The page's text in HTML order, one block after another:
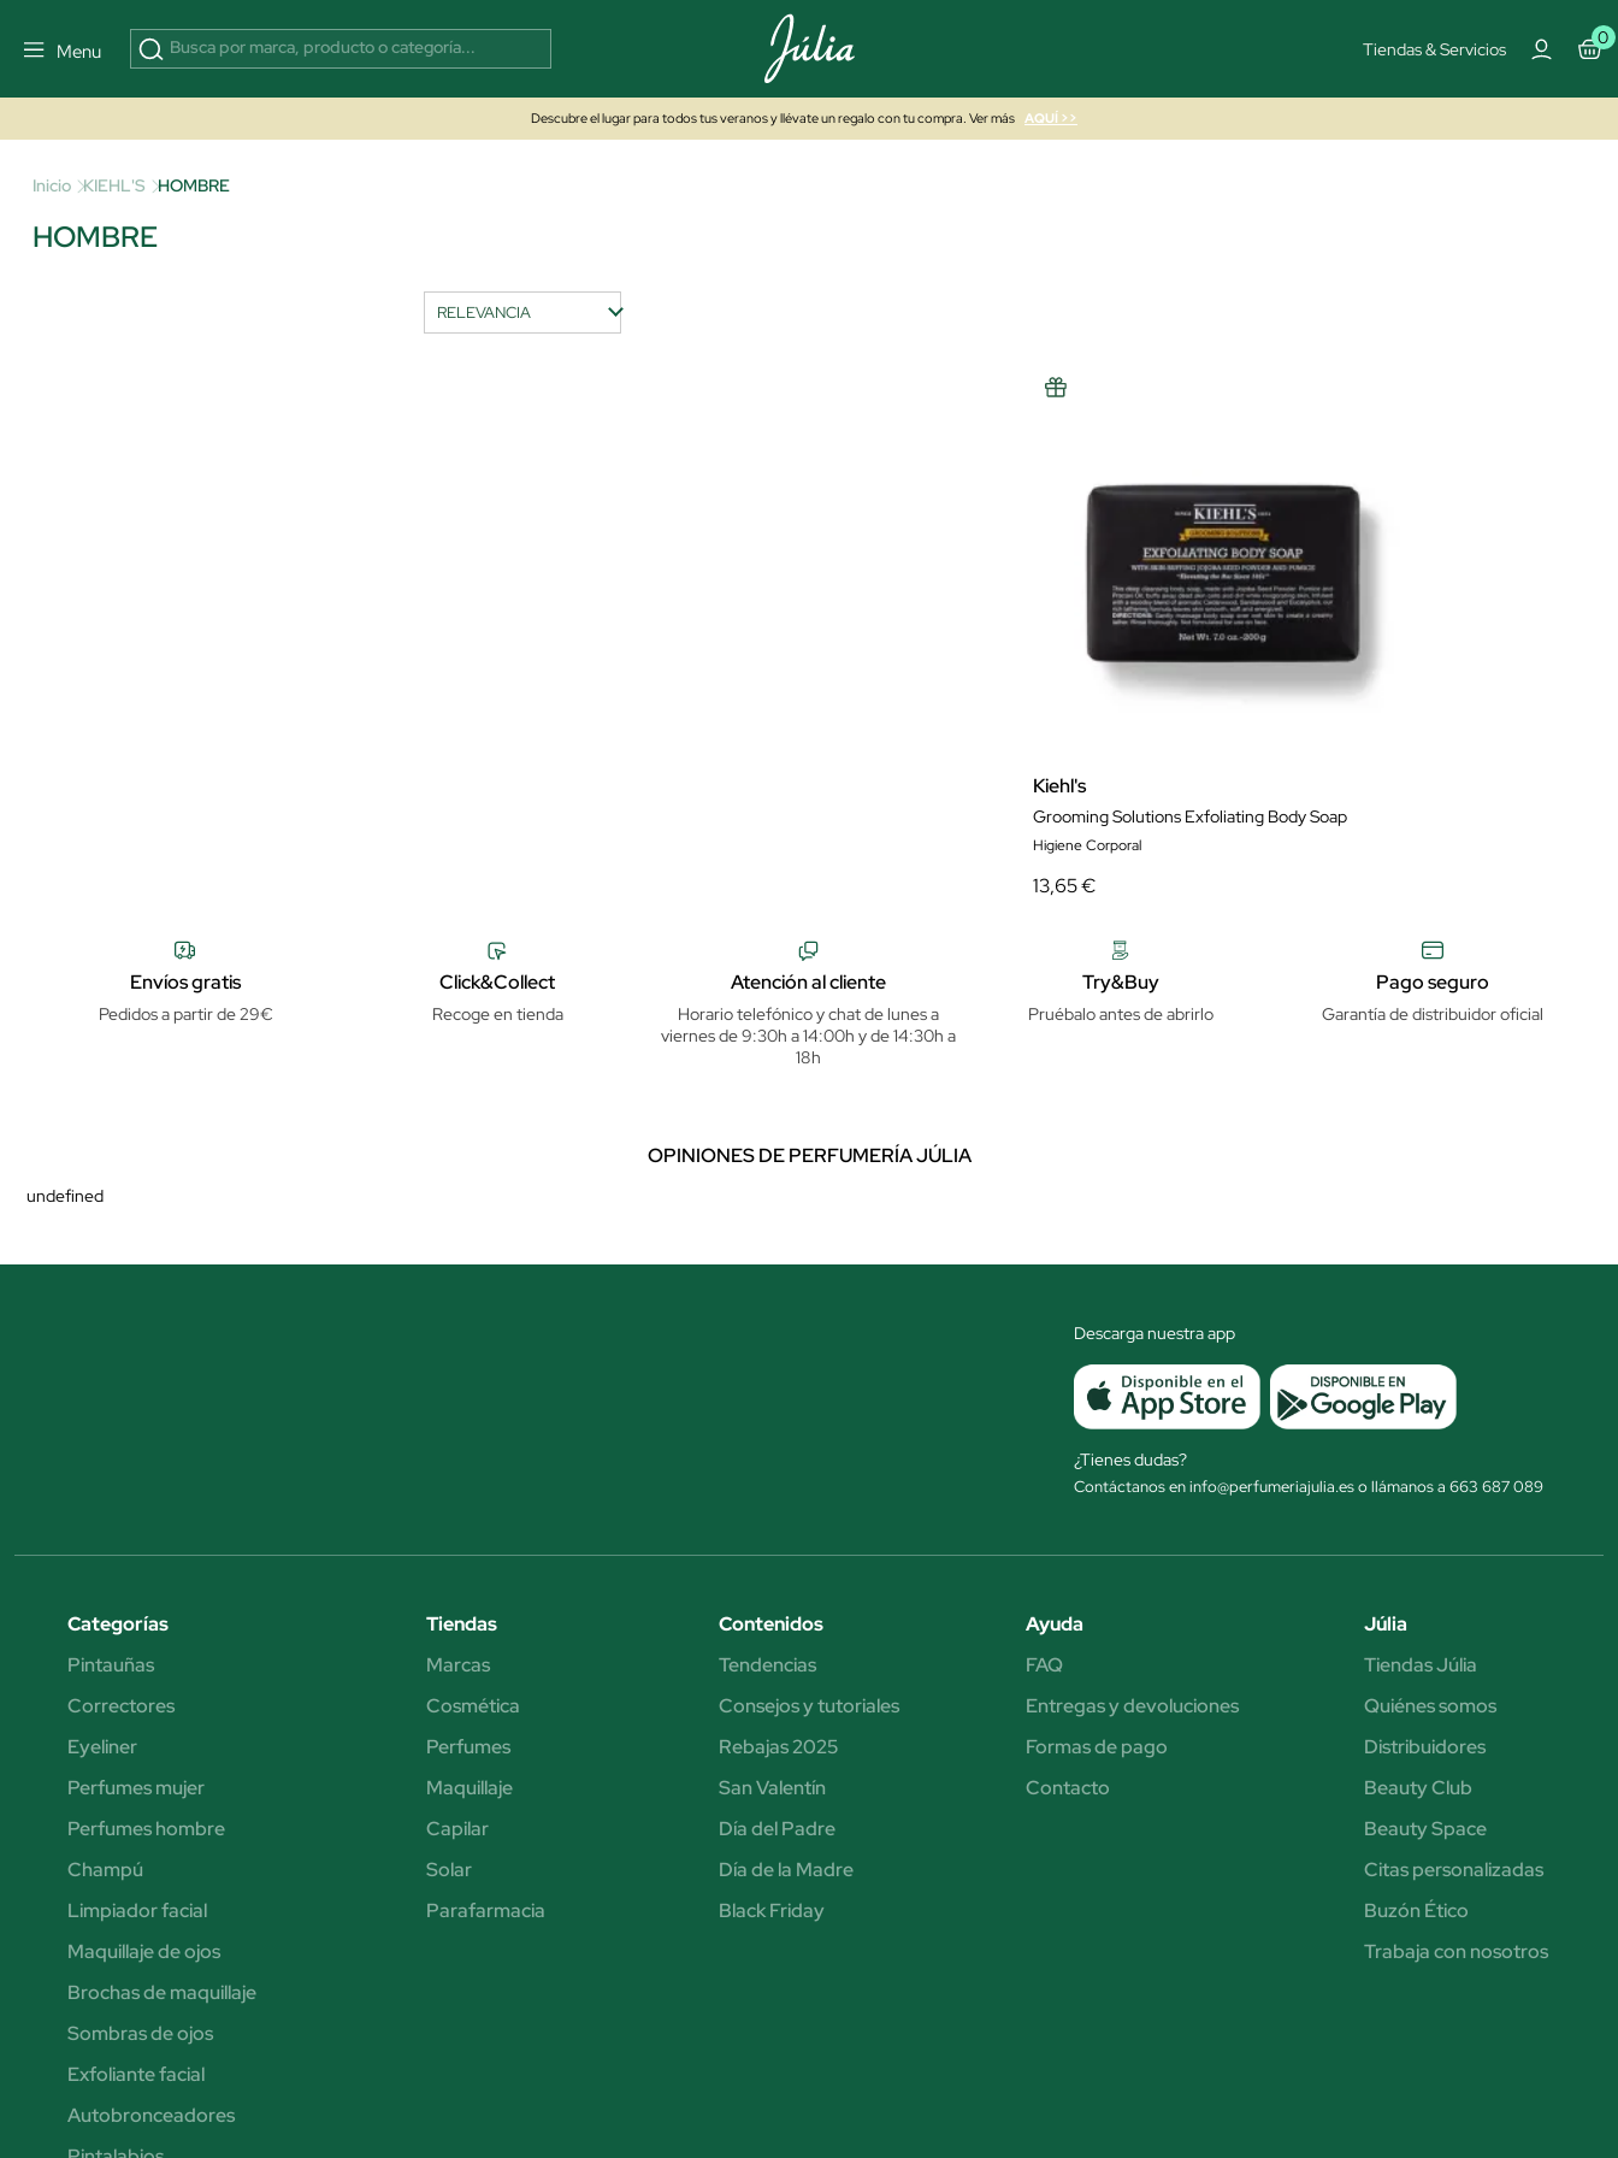
Menu Tiendas & Servicios
0
Descubre el lugar para todos tus veranos y llévate un regalo con tu compra. Ver más AQUÍ >>
Inicio KIEHL'S HOMBRE
HOMBRE
Kiehl's
Grooming Solutions Exfoliating Body Soap
Higiene Corporal
13,65 €
Envíos gratis
Pedidos a partir de 29€
Click&Collect
Recoge en tienda
Atención al cliente
Horario telefónico y chat de lunes a
viernes de 9:30h a 14:00h y de 14:30h a
18h
Try&Buy
Pruébalo antes de abrirlo
Pago seguro
Garantía de distribuidor oficial
OPINIONES DE PERFUMERÍA JÚLIA
undefined
Descarga nuestra app
¿Tienes dudas?
Contáctanos en info@perfumeriajulia.es o llámanos a 663 687 089
Categorías
Pintauñas
Correctores
Eyeliner
Perfumes mujer
Perfumes hombre
Champú
Limpiador facial
Maquillaje de ojos
Brochas de maquillaje
Sombras de ojos
Exfoliante facial
Autobronceadores
Tiendas
Marcas
Cosmética
Perfumes
Maquillaje
Capilar
Solar
Parafarmacia
Contenidos
Tendencias
Consejos y tutoriales
Rebajas 2025
San Valentín
Día del Padre
Día de la Madre
Black Friday
Ayuda
FAQ
Entregas y devoluciones
Formas de pago
Contacto
Júlia
Tiendas Júlia
Quiénes somos
Distribuidores
Beauty Club
Beauty Space
Citas personalizadas
Buzón Ético
Trabaja con nosotros